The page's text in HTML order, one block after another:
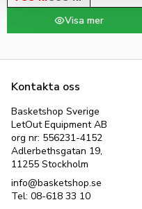
Kontakta oss
Basketshop Sverige
LetOut Equipment AB
org nr: 556231-4152
Adlerbethsgatan 19,
11255 Stockholm
info@basketshop.se
Tel: 08-618 33 10